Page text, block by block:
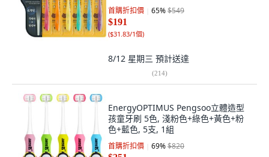
首購折扣價 65%$549
$191
($31.83/1個)
8/12 星期三 預計送達
(214)
EnergyOPTIMUS Pengsoo立體造型
孩童牙刷 5色, 淺粉色+綠色+黃色+粉
色+藍色, 5支, 1組
首購折扣價 69%$820